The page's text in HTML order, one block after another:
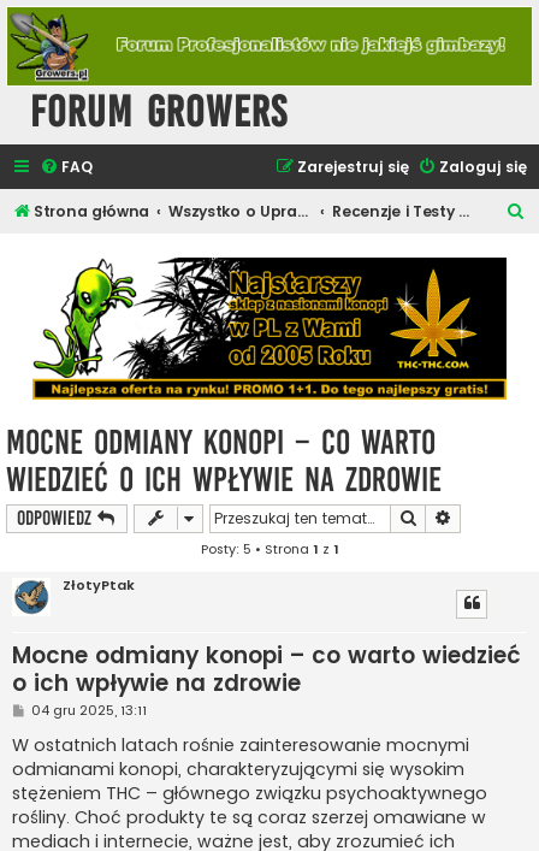
Forum Growers
FAQ Zaloguj się
Zarejestruj się
Strona główna Wszystko o Uprawie Roślin Konopi Recenzje i Testy Odmian Marihuany
Mocne odmiany konopi – co warto
wiedzieć o ich wpływie na zdrowie
ODPOWIEDZ Szukaj
Posty: 5 • Strona 1 z 1
ZłotyPtak
Mocne odmiany konopi – co warto wiedzieć
o ich wpływie na zdrowie
P
s
t
04 gru 2025, 13:11
W ostatnich latach rośnie zainteresowanie mocnymi
odmianami konopi, charakteryzującymi się wysokim
stężeniem THC – głównego związku psychoaktywnego
rośliny. Choć produkty te są coraz szerzej omawiane w
mediach i internecie, ważne jest, aby zrozumieć ich